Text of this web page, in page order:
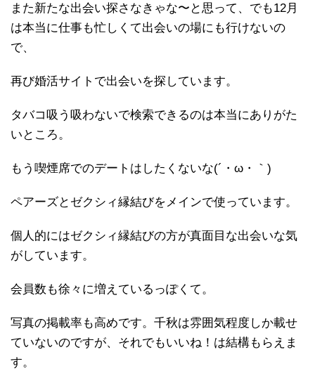
また新たな出会い探さなきゃな〜と思って、でも12月
は本当に仕事も忙しくて出会いの場にも行けないの
で、
再び婚活サイトで出会いを探しています。
タバコ吸う吸わないで検索できるのは本当にありがた
いところ。
もう喫煙席でのデートはしたくないな(´・ω・｀)
ペアーズとゼクシィ縁結びをメインで使っています。
個人的にはゼクシィ縁結びの方が真面目な出会いな気
がしています。
会員数も徐々に増えているっぽくて。
写真の掲載率も高めです。千秋は雰囲気程度しか載せ
ていないのですが、それでもいいね！は結構もらえま
す。